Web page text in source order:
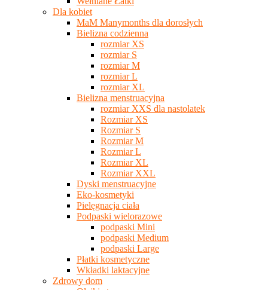
Dla kobiet
MaM Manymonths dla dorosłych
Bielizna codzienna
rozmiar XS
rozmiar S
rozmiar M
rozmiar L
rozmiar XL
Bielizna menstruacyjna
rozmiar XXS dla nastolatek
Rozmiar XS
Rozmiar S
Rozmiar M
Rozmiar L
Rozmiar XL
Rozmiar XXL
Dyski menstruacyjne
Eko-kosmetyki
Pielęgnacja ciała
Podpaski wielorazowe
podpaski Mini
podpaski Medium
podpaski Large
Płatki kosmetyczne
Wkładki laktacyjne
Zdrowy dom